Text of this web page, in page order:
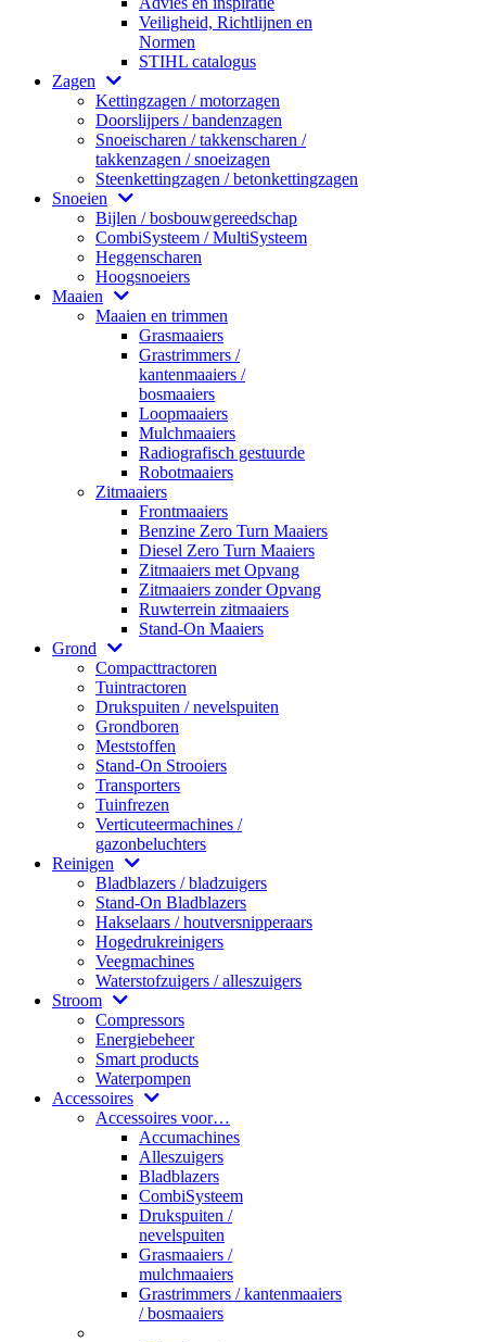
Veiligheid, Richtlijnen en
Normen
STIHL catalogus
Zagen
Kettingzagen / motorzagen
Doorslijpers / bandenzagen
Snoeischaren / takkenscharen /
takkenzagen / snoeizagen
Steenkettingzagen / betonkettingzagen
Snoeien
Bijlen / bosbouwgereedschap
CombiSysteem / MultiSysteem
Heggenscharen
Hoogsnoeiers
Maaien
Maaien en trimmen
Grasmaaiers
Grastrimmers /
kantenmaaiers /
bosmaaiers
Loopmaaiers
Mulchmaaiers
Radiografisch gestuurde
Robotmaaiers
Zitmaaiers
Frontmaaiers
Benzine Zero Turn Maaiers
Diesel Zero Turn Maaiers
Zitmaaiers met Opvang
Zitmaaiers zonder Opvang
Ruwterrein zitmaaiers
Stand-On Maaiers
Grond
Compacttractoren
Tuintractoren
Drukspuiten / nevelspuiten
Grondboren
Meststoffen
Stand-On Strooiers
Transporters
Tuinfrezen
Verticuteermachines /
gazonbeluchters
Reinigen
Bladblazers / bladzuigers
Stand-On Bladblazers
Hakselaars / houtversnipperaars
Hogedrukreinigers
Veegmachines
Waterstofzuigers / alleszuigers
Stroom
Compressors
Energiebeheer
Smart products
Waterpompen
Accessoires
Accessoires voor…
Accumachines
Alleszuigers
Bladblazers
CombiSysteem
Drukspuiten /
nevelspuiten
Grasmaaiers /
mulchmaaiers
Grastrimmers / kantenmaaiers
/ bosmaaiers